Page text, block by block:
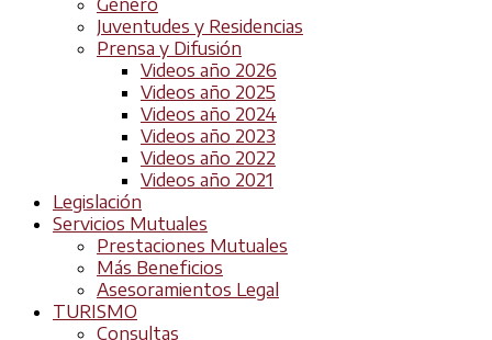
Género
Juventudes y Residencias
Prensa y Difusión
Videos año 2026
Videos año 2025
Videos año 2024
Videos año 2023
Videos año 2022
Videos año 2021
Legislación
Servicios Mutuales
Prestaciones Mutuales
Más Beneficios
Asesoramientos Legal
TURISMO
Consultas